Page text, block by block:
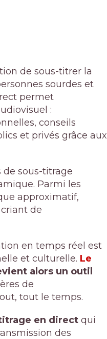
de sous-titrer la
sourdes et
permet
:
conseils
et privés grâce aux
sous-titrage
Parmi les
approximatif,
de
en temps réel est
et culturelle. Le
alors un outil
de
tout le temps.
en directqui
des